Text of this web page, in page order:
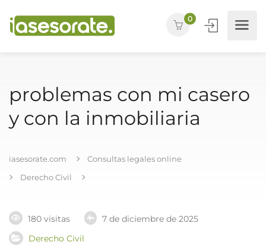
0
problemas con mi casero
y con la inmobiliaria
iasesorate.com
Consultas legales online
Derecho Civil
180 visitas
7 de diciembre de 2025
Derecho Civil